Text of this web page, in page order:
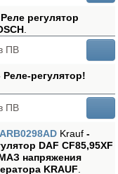
регулятор
ПВ
Реле-регулятор!
ПВ
ARB0298AD Krauf-
DAF CF85,95XF
напряжения
KRAUF